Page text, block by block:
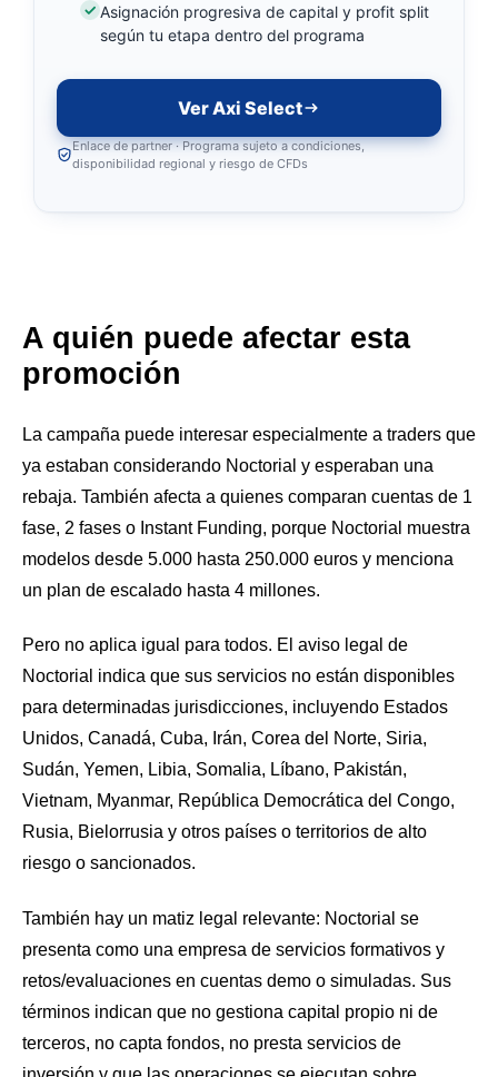
Asignación progresiva de capital y profit split
según tu etapa dentro del programa
Ver Axi Select
Enlace de partner · Programa sujeto a condiciones,
disponibilidad regional y riesgo de CFDs
A quién puede afectar esta
promoción
La campaña puede interesar especialmente a traders que
ya estaban considerando Noctorial y esperaban una
rebaja. También afecta a quienes comparan cuentas de 1
fase, 2 fases o Instant Funding, porque Noctorial muestra
modelos desde 5.000 hasta 250.000 euros y menciona
un plan de escalado hasta 4 millones.
Pero no aplica igual para todos. El aviso legal de
Noctorial indica que sus servicios no están disponibles
para determinadas jurisdicciones, incluyendo Estados
Unidos, Canadá, Cuba, Irán, Corea del Norte, Siria,
Sudán, Yemen, Libia, Somalia, Líbano, Pakistán,
Vietnam, Myanmar, República Democrática del Congo,
Rusia, Bielorrusia y otros países o territorios de alto
riesgo o sancionados.
También hay un matiz legal relevante: Noctorial se
presenta como una empresa de servicios formativos y
retos/evaluaciones en cuentas demo o simuladas. Sus
términos indican que no gestiona capital propio ni de
terceros, no capta fondos, no presta servicios de